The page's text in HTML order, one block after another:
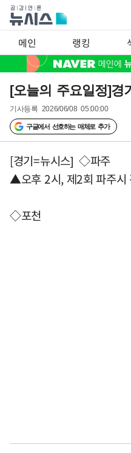
메인 랭킹
[오늘의 주요일정]경
기사등록 2026/06/08 05:00:00
구글에서 선호하는 매체로 추가
[경기=뉴시스] ◇파주
▲오후 2시, 제2회 파주시
◇포천